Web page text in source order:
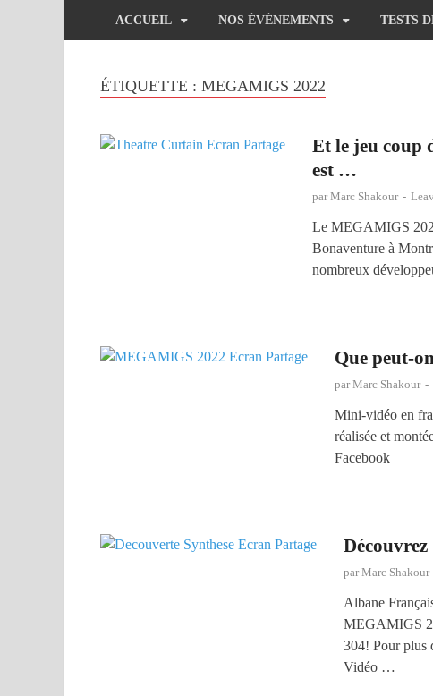
ACCUEIL NOS ÉVÉNEMENTS TESTS
ÉTIQUETTE : MEGAMIGS 2022
Et le jeu coup
est …
parMarc Shakour -
Le MEGAMIGS
Bonaventure à
nombreux
Que peut-
parMarc Shakour -
Mini-vidéo en
réalisée et
Facebook
parMarc Shakour
Albane
MEGAMIGS
304! Pour plus
Vidéo …